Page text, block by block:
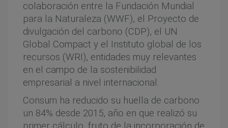
colaboración entre la Fundación Mundial
para la Naturaleza (WWF), el Proyecto de
divulgación del carbono (CDP), el UN
Global Compact y el Instituto global de los
recursos (WRI), entidades muy relevantes
en el campo de la sostenibilidad
empresarial a nivel internacional.
Consum ha reducido su huella de carbono
un 84% desde 2015, año en que realizó su